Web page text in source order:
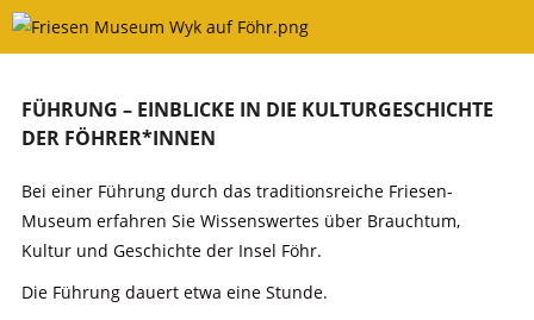
Skip
FÜHRUNG – EINBLICKE IN DIE KULTURGESCHICHTE
DER FÖHRER*INNEN
Bei einer Führung durch das traditionsreiche Friesen-
Museum erfahren Sie Wissenswertes über Brauchtum,
Kultur und Geschichte der Insel Föhr.
Die Führung dauert etwa eine Stunde.